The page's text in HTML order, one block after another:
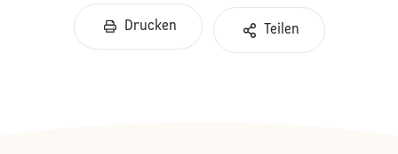
Drucken Teilen